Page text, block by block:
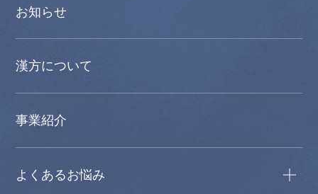
お知らせ
漢方について
事業紹介
よくあるお悩み